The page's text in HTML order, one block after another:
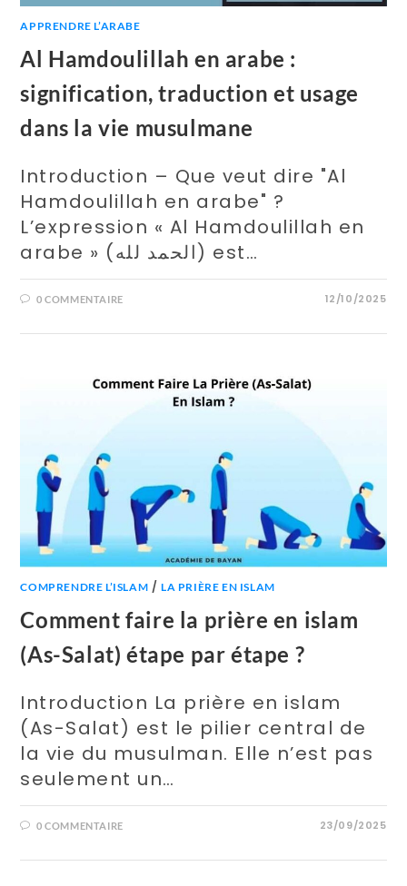
APPRENDRE L’ARABE
Al Hamdoulillah en arabe :
signification, traduction et usage
dans la vie musulmane
Introduction – Que veut dire "Al
Hamdoulillah en arabe" ?
L’expression « Al Hamdoulillah en
arabe » (الحمد لله) est…
0 COMMENTAIRE 12/10/2025
COMPRENDRE L’ISLAM /LA PRIÈRE EN ISLAM
Comment faire la prière en islam
(As-Salat) étape par étape ?
Introduction La prière en islam
(As-Salat) est le pilier central de
la vie du musulman. Elle n’est pas
seulement un…
0 COMMENTAIRE 23/09/2025